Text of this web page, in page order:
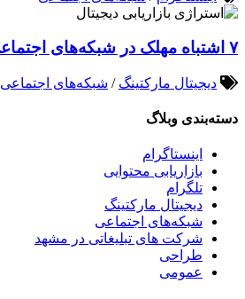
۷ اشتباه مهلک در شبکه‌های اجتماعی
دیجیتال مارکتینگ / شبکه‌های اجتماعی
دسته‌بندی وبلاگ
اینستاگرام
بازاریابی محتوایی
تلگرام
دیجیتال مارکتینگ
شبکه‌های اجتماعی
شرکت های تبلیغاتی در مشهد
طراحی
عمومی